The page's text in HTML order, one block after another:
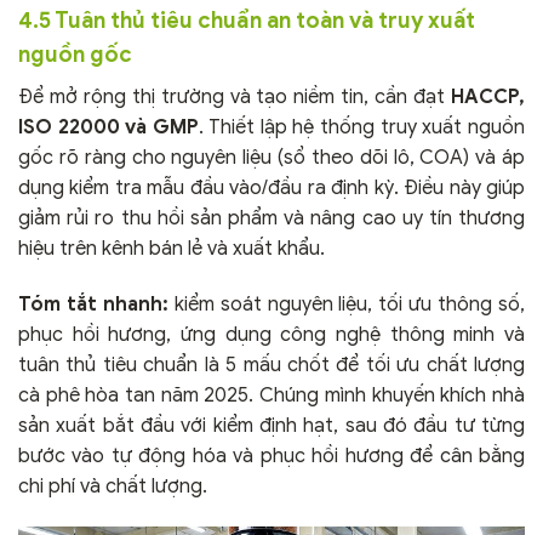
4.5 Tuân thủ tiêu chuẩn an toàn và truy xuất
nguồn gốc
Để mở rộng thị trường và tạo niềm tin, cần đạt HACCP,
ISO 22000 và GMP. Thiết lập hệ thống truy xuất nguồn
gốc rõ ràng cho nguyên liệu (sổ theo dõi lô, COA) và áp
dụng kiểm tra mẫu đầu vào/đầu ra định kỳ. Điều này giúp
giảm rủi ro thu hồi sản phẩm và nâng cao uy tín thương
hiệu trên kênh bán lẻ và xuất khẩu.
Tóm tắt nhanh: kiểm soát nguyên liệu, tối ưu thông số,
phục hồi hương, ứng dụng công nghệ thông minh và
tuân thủ tiêu chuẩn là 5 mấu chốt để tối ưu chất lượng
cà phê hòa tan năm 2025. Chúng mình khuyến khích nhà
sản xuất bắt đầu với kiểm định hạt, sau đó đầu tư từng
bước vào tự động hóa và phục hồi hương để cân bằng
chi phí và chất lượng.